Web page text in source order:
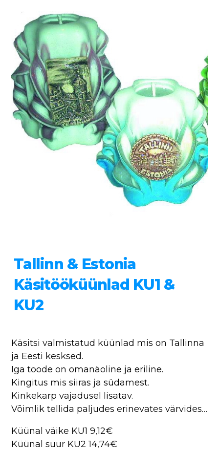
Tallinn & Estonia
Käsitööküünlad KU1 &
KU2
Käsitsi valmistatud küünlad mis on Tallinna
ja Eesti kesksed.
Iga toode on omanäoline ja eriline.
Kingitus mis siiras ja südamest.
Kinkekarp vajadusel lisatav.
Võimlik tellida paljudes erinevates värvides…
Küünal väike KU1 9,12€
Küünal suur KU2 14,74€